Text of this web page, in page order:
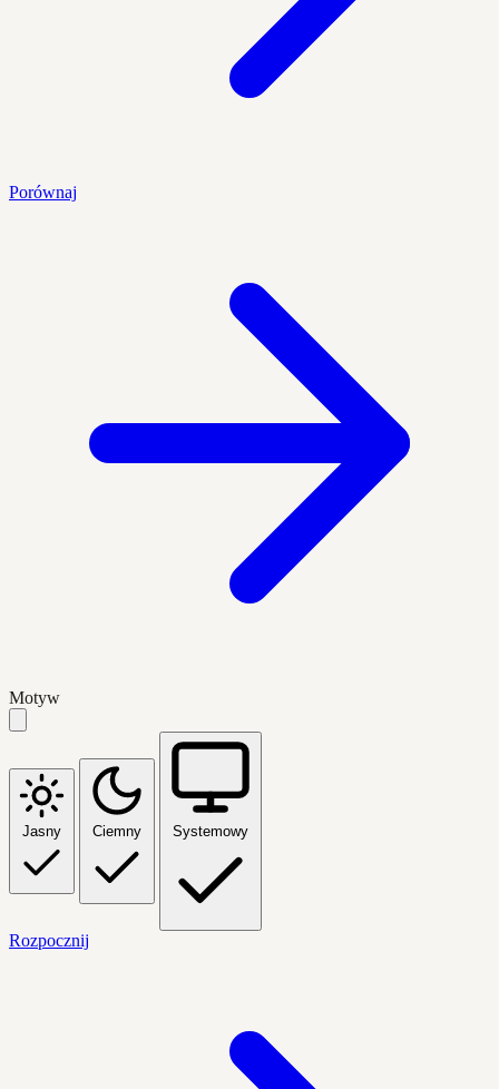
Porównaj
Motyw
Jasny Ciemny Systemowy
Rozpocznij